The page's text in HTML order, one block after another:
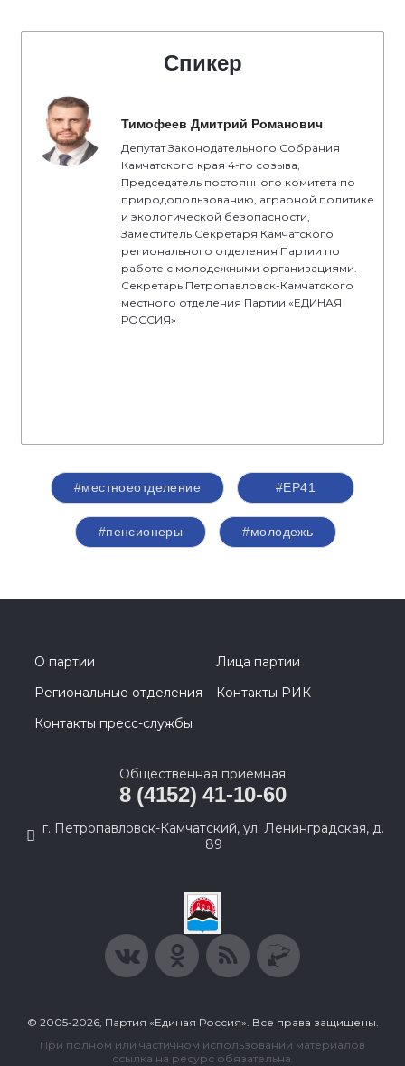
Спикер
Тимофеев Дмитрий Романович
Депутат Законодательного Собрания
Камчатского края 4-го созыва,
Председатель постоянного комитета по
природопользованию, аграрной политике
и экологической безопасности,
Заместитель Секретаря Камчатского
регионального отделения Партии по
работе с молодежными организациями.
Секретарь Петропавловск-Камчатского
местного отделения Партии «ЕДИНАЯ
РОССИЯ»
#местноеотделение #ЕР41
#пенсионеры #молодежь
О партии
Лица партии
Региональные отделения
Контакты РИК
Контакты пресс-службы
Общественная приемная
8 (4152) 41-10-60
г. Петропавловск-Камчатский, ул. Ленинградская, д.
89
© 2005-2026, Партия «Единая Россия». Все права защищены.
При полном или частичном использовании материалов
ссылка на ресурс обязательна.